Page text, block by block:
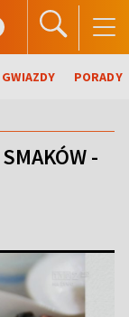
GWIAZDY PORADY
-